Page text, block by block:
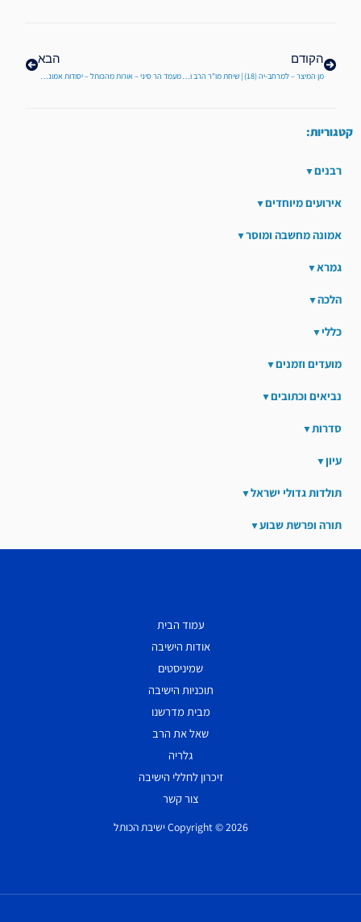
הקודם
מן המיצר – למרחב-יה (18) | שיחת מו"ר הרב וידר – כב' שבט תשפ"א
הבא
מעמד הר סיני – אורות מהכותל – יסודות אמונה לפרשת יתרו מפי מו"ר הרב ברוך וידר
קטגוריות:
רבנים
אירועים מיוחדים
אמונה מחשבה ומוסר
גמרא
הלכה
כללי
מועדים וזמנים
נביאים וכתובים
סדרות
עיון
תולדות גדולי ישראל
תורה ופרשת שבוע
עמוד הבית
אודות הישיבה
שמיניסטים
תוכניות הישיבה
מבית מדרשנו
שאל את הרב
גלריה
זיכרון לחללי הישיבה
צור קשר
Copyright © 2026 ישיבת הכותל